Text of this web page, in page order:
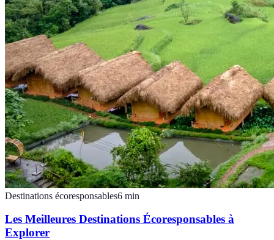
Destinations écoresponsables6 min
Les Meilleures Destinations Écoresponsables à
Explorer